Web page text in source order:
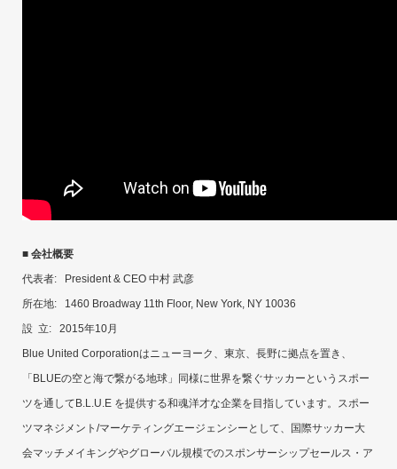
■ 会社概要
代表者: President & CEO 中村 武彦
所在地: 1460 Broadway 11th Floor, New York, NY 10036
設 立: 2015年10月
Blue United Corporationはニューヨーク、東京、長野に拠点を置き、
「BLUEの空と海で繋がる地球」同様に世界を繋ぐサッカーというスポー
ツを通してB.L.U.E を提供する和魂洋才な企業を目指しています。スポー
ツマネジメント/マーケティングエージェンシーとして、国際サッカー大
会マッチメイキングやグローバル規模でのスポンサーシップセールス・ア